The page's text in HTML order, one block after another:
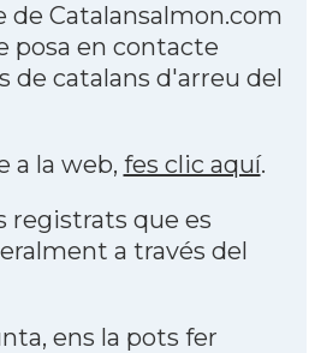
Catalansalmon.com
posa en contacte
de catalans d'arreu del
a la web, fes clic aquí.
registrats que es
a través del
ens la pots fer